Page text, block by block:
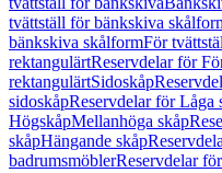
tvättställ för bänkskiva
bänkskiva skålformFör
rektangulärtReservdelar för
rektangulärtSidoskåp
sidoskåpReservdelar för Låga
HögskåpMellanhöga skåp
skåpHängande skåp
badrumsmöblerReservdelar